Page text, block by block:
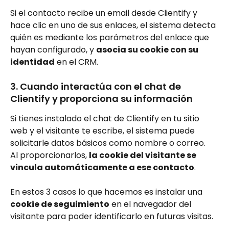
Si el contacto recibe un email desde Clientify y
hace clic en uno de sus enlaces, el sistema detecta
quién es mediante los parámetros del enlace que
hayan configurado, y asocia su cookie con su
identidad en el CRM.
3. Cuando interactúa con el chat de
Clientify y proporciona su información
Si tienes instalado el chat de Clientify en tu sitio
web y el visitante te escribe, el sistema puede
solicitarle datos básicos como nombre o correo.
Al proporcionarlos, la cookie del visitante se
vincula automáticamente a ese contacto.
En estos 3 casos lo que hacemos es instalar una
cookie de seguimiento en el navegador del
visitante para poder identificarlo en futuras visitas.